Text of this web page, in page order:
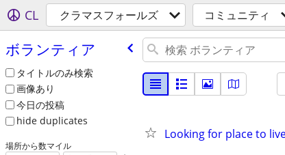
CL クラマスフォールズ コミュニティ
ボランティア
タイトルのみ検索
画像あり
今日の投稿
hide duplicates
場所から数マイル
Looking for place to